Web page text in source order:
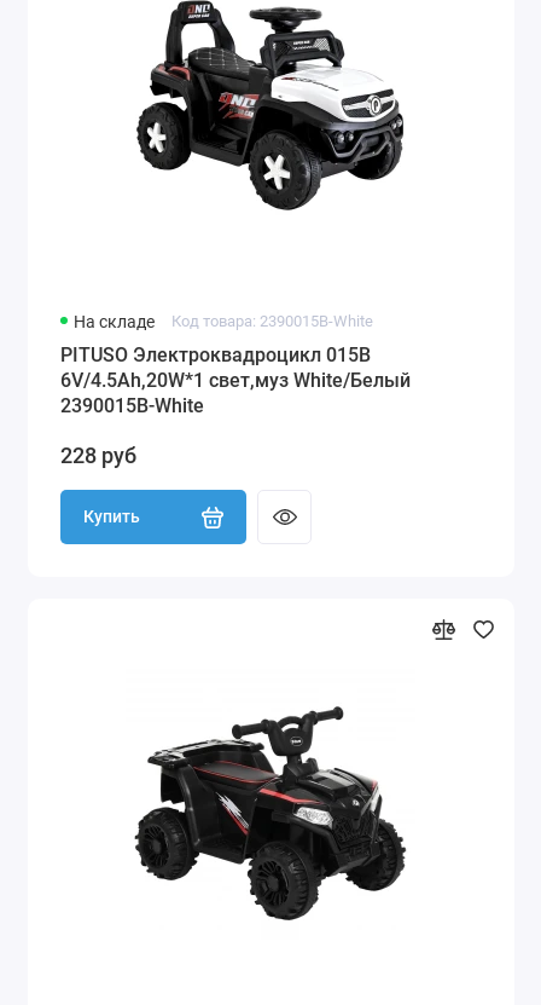
На складе Код товара: 2390015B-White
PITUSO Электроквадроцикл 015B
6V/4.5Ah,20W*1 свет,муз White/Белый
2390015B-White
228 руб
Купить